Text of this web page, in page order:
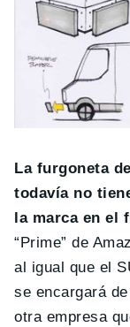
La furgoneta
todavía no
la marca en el
“Prime” de
al igual que el
se encargará
otra empresa